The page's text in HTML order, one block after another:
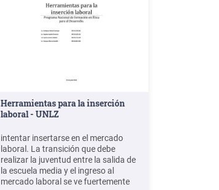
Herramientas para la inserción
laboral - UNLZ
intentar insertarse en el mercado
laboral. La transición que debe
realizar la juventud entre la salida de
la escuela media y el ingreso al
mercado laboral se ve fuertemente